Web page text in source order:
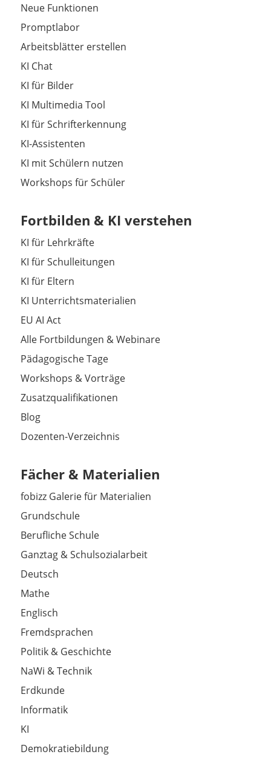
Neue Funktionen
Promptlabor
Arbeitsblätter erstellen
KI Chat
KI für Bilder
KI Multimedia Tool
KI für Schrifterkennung
KI-Assistenten
KI mit Schülern nutzen
Workshops für Schüler
Fortbilden & KI verstehen
KI für Lehrkräfte
KI für Schulleitungen
KI für Eltern
KI Unterrichtsmaterialien
EU AI Act
Alle Fortbildungen & Webinare
Pädagogische Tage
Workshops & Vorträge
Zusatzqualifikationen
Blog
Dozenten-Verzeichnis
Fächer & Materialien
fobizz Galerie für Materialien
Grundschule
Berufliche Schule
Ganztag & Schulsozialarbeit
Deutsch
Mathe
Englisch
Fremdsprachen
Politik & Geschichte
NaWi & Technik
Erdkunde
Informatik
KI
Demokratiebildung